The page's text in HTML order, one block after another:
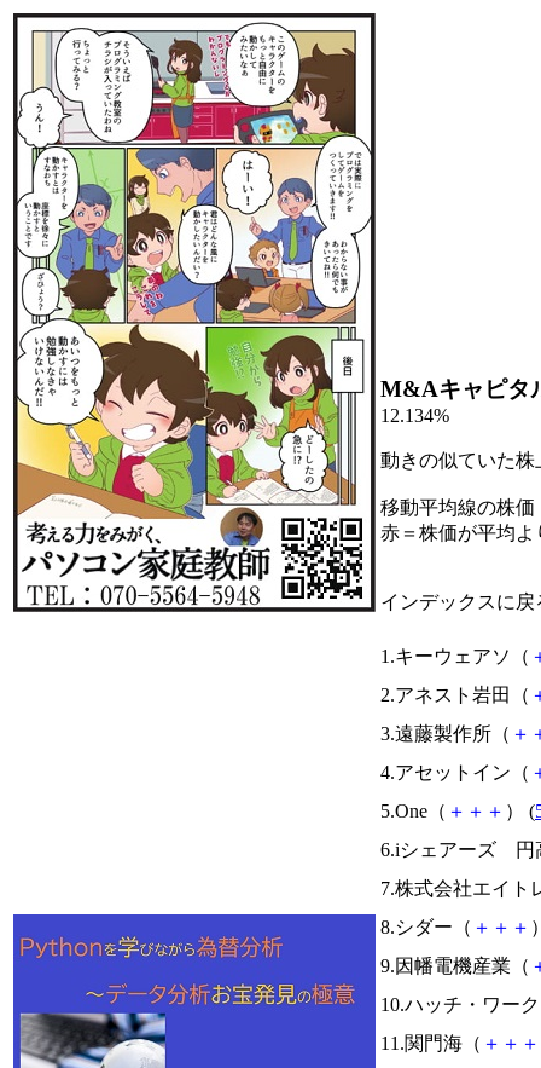
M&Aキャピタ
12.134%
動きの似ていた
移動平均線の株価
赤＝株価が平均
インデックスに戻
1.キーウェアソ（
2.アネスト岩田（
3.遠藤製作所（ ＋
4.アセットイン（
5.One（ ＋ ＋ ＋ ） (
6.iシェアーズ 円
7.株式会社エイト
8.シダー（ ＋ ＋ ＋
9.因幡電機産業（
10.ハッチ・ワー
11.関門海（ ＋ ＋ ＋